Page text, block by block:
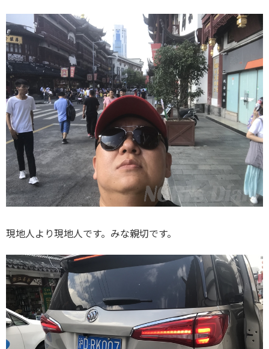
現地人より現地人です。みな親切です。